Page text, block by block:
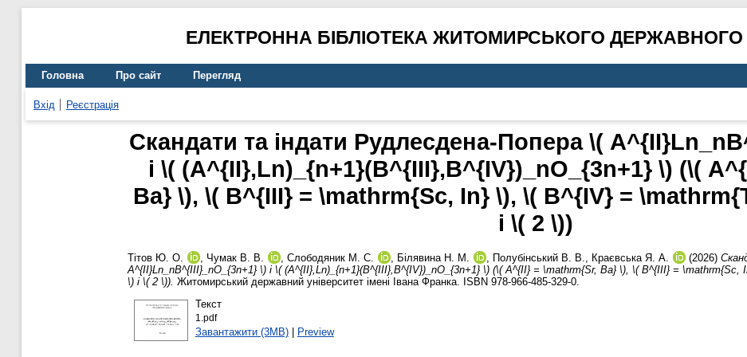
ЕЛЕКТРОННА БІБЛІОТЕКА ЖИТОМИРСЬКОГО ДЕРЖАВНОГО
Головна Про сайт Перегляд
Вхід Реєстрація
Скандати та індати Рудлесдена-Попера \(
і \( (A^{II},Ln)_{n+1}(B^{III},B^{IV})_nO_{3n+1} \) (\(
Ba} \), \( B^{III} = \mathrm{Sc, In} \), \( B^{IV} =
і \( 2 \))
Тітов Ю. О. , Чумак В. В. , Слободяник М. С. , Білявина Н. М. , Полубінський В. В., Краєвська Я. А. (2026)
A^{II}Ln_nB^{III}_nO_{3n+1} \) і \( (A^{II},Ln)_{n+1}(B^{III},B^{IV})_nO_{3n+1} \) (\( A^{II} = \mathrm{Sr, Ba} \), \( B^{III} =
\) і \( 2 \)). Житомирський державний університет імені Івана Франка. ISBN 978-966-485-329-0.
Текст
1.pdf
Завантажити (3MB)| Preview